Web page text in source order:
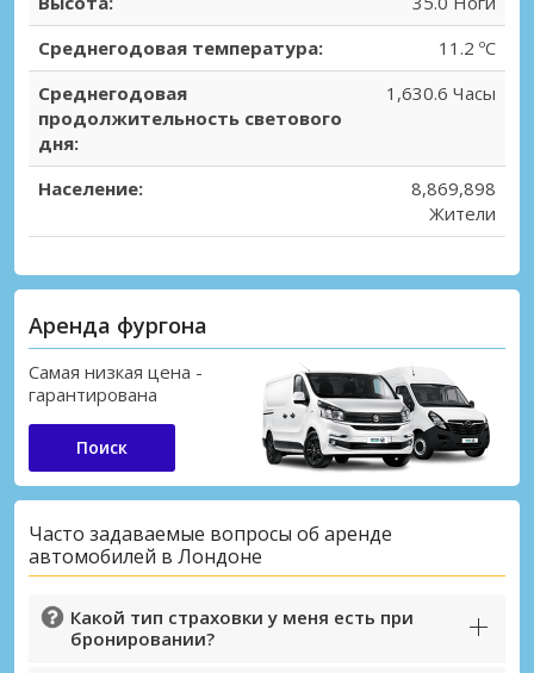
Лондон, Пекхам, Великобритания
Лондон, Площадь Расселл
Лондон, Площадь Расселл, Великобритания
Лондон, Ричмонд
Лондон, Ричмонд, Великобритания
Лондон, Сиденхам
Лондон, Собачий Остров, Великобритания
Лондон, Тауэрский мост
Лондон, Тауэрский мост, Великобритания
Лондон, Тоттенем
Лондон, Тоттенем, Великобритания
Лондон, Уэмбли
Лондон, Уэмбли, Великобритания
Лондон, Финчли
Лондон, Финчли, Великобритания
Среднегодовая температура:
11.2 ºC
Среднегодовая
продолжительность светового
дня:
1,630.6 Часы
Население:
8,869,898
Жители
Аренда фургона
Самая низкая цена -
гарантирована
Поиск
Часто задаваемые вопросы об аренде
автомобилей в Лондоне
Какой тип страховки у меня есть при
бронировании?